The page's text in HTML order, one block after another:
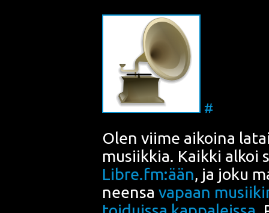
#
Olen vii­me aikoi­na
musiik­kia. Kaik­ki alkoi
Libre.fm:ään, ja joku
neen­sa vapaan